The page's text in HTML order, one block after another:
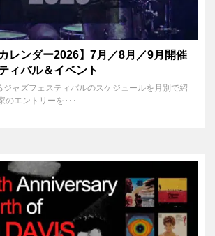
レンダー2026】7月／8月／9月開催
ィバル＆イベント
ジャズフェスティバルのスケジュールを月別で紹
のエントリーを･･･